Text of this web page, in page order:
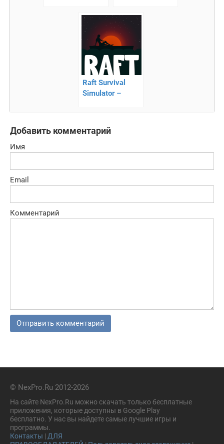
стратегия
симулятор
грузовиков
Raft Survival
Simulator –
пучине океана
Добавить комментарий
Имя
Email
Комментарий
© NexPro.Ru 2012-2026
На сайте NexPro.Ru можно скачать только бесплатные
приложения, которые доступны в Google Play
бесплатно. У нас вы найдете самые лучшие игры и
программы.
Контакты | ДЛЯ